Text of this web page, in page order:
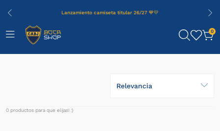
Lanzamiento camiseta titular 26/27 💙💛
0
Relevancia
0 productos